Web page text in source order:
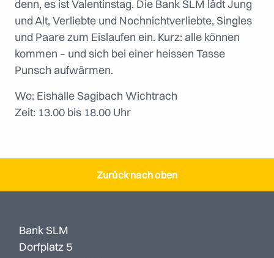
denn, es ist Valentinstag. Die Bank SLM lädt Jung
und Alt, Verliebte und Nochnichtverliebte, Singles
und Paare zum Eislaufen ein. Kurz: alle können
kommen – und sich bei einer heissen Tasse
Punsch aufwärmen.
Wo: Eishalle Sagibach Wichtrach
Zeit: 13.00 bis 18.00 Uhr
Zurück nach oben
Bank SLM
Dorfplatz 5